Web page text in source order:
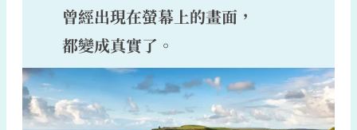
曾經出現在螢幕上的畫面，
都變成真實了。